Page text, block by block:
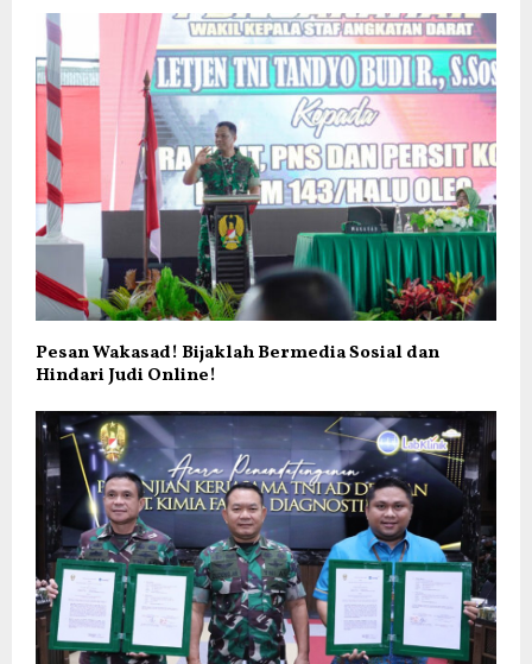
Pesan Wakasad! Bijaklah Bermedia Sosial dan
Hindari Judi Online!